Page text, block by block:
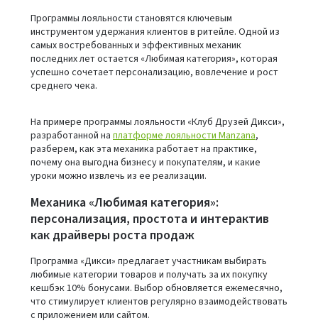
Программы лояльности становятся ключевым
инструментом удержания клиентов в ритейле. Одной из
самых востребованных и эффективных механик
последних лет остается «Любимая категория», которая
успешно сочетает персонализацию, вовлечение и рост
среднего чека.
На примере программы лояльности «Клуб Друзей Дикси»,
разработанной на платформе лояльности Manzana,
разберем, как эта механика работает на практике,
почему она выгодна бизнесу и покупателям, и какие
уроки можно извлечь из ее реализации.
Механика «Любимая категория»:
персонализация, простота и интерактив
как драйверы роста продаж
Программа «Дикси» предлагает участникам выбирать
любимые категории товаров и получать за их покупку
кешбэк 10% бонусами. Выбор обновляется ежемесячно,
что стимулирует клиентов регулярно взаимодействовать
с приложением или сайтом.